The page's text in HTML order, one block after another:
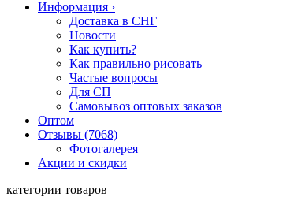
Информация ›
Доставка в СНГ
Новости
Как купить?
Как правильно рисовать
Частые вопросы
Для СП
Самовывоз оптовых заказов
Оптом
Отзывы (7068)
Фотогалерея
Акции и скидки
категории товаров